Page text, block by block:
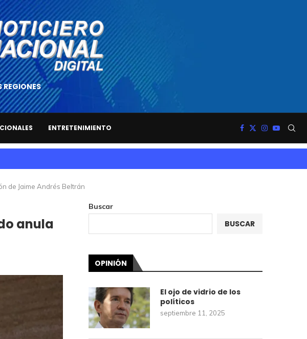
REGIONES
ENTRETENIMIENTO
de Jaime Andrés Beltrán
anula
Buscar
BUSCAR
OPINIÓN
El ojo de vidrio de los
políticos
septiembre 11, 2025